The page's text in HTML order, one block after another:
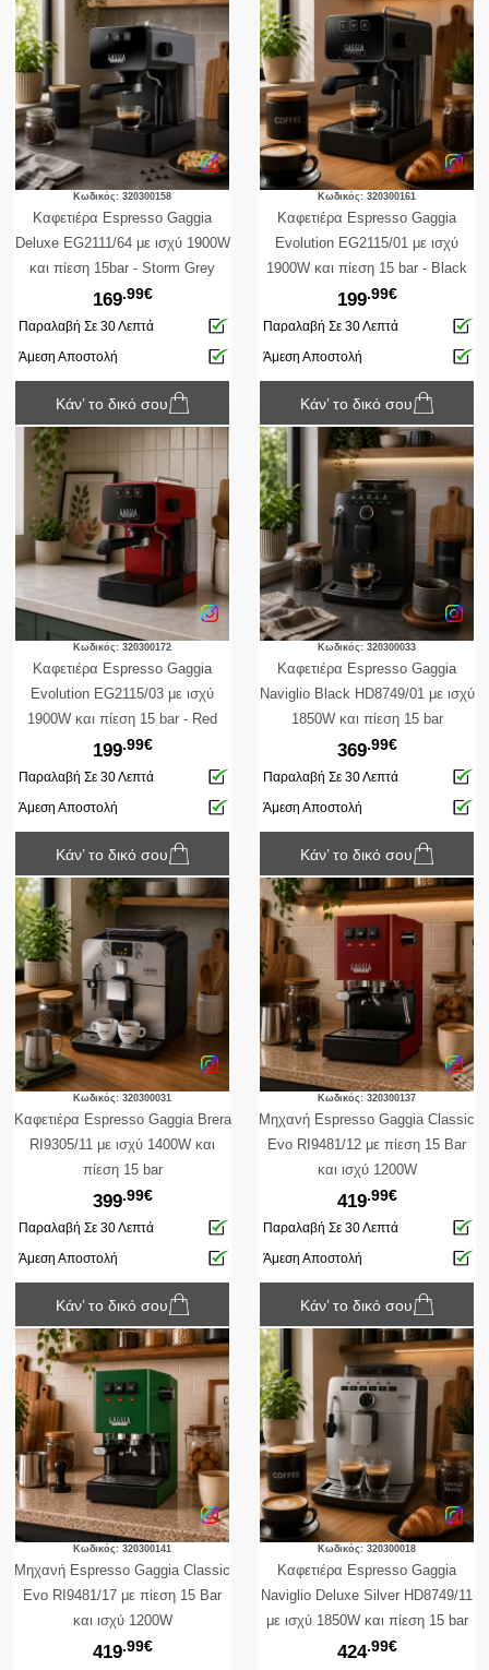
Κωδικός: 320300158
Kαφετιέρα Εspresso Gaggia
Deluxe EG2111/64 με ισχύ 1900W
και πίεση 15bar - Storm Grey
169.99€
Παραλαβή Σε 30 Λεπτά
Άμεση Αποστολή
Κάν’ το δικό σου
Κωδικός: 320300161
Καφετιέρα Espresso Gaggia
Evolution EG2115/01 με ισχύ
1900W και πίεση 15 bar - Black
199.99€
Παραλαβή Σε 30 Λεπτά
Άμεση Αποστολή
Κάν’ το δικό σου
Κωδικός: 320300172
Καφετιέρα Espresso Gaggia
Evolution EG2115/03 με ισχύ
1900W και πίεση 15 bar - Red
199.99€
Παραλαβή Σε 30 Λεπτά
Άμεση Αποστολή
Κάν’ το δικό σου
Κωδικός: 320300033
Καφετιέρα Espresso Gaggia
Naviglio Black HD8749/01 με ισχύ
1850W και πίεση 15 bar
369.99€
Παραλαβή Σε 30 Λεπτά
Άμεση Αποστολή
Κάν’ το δικό σου
Κωδικός: 320300031
Καφετιέρα Espresso Gaggia Brera
RI9305/11 με ισχύ 1400W και
πίεση 15 bar
399.99€
Παραλαβή Σε 30 Λεπτά
Άμεση Αποστολή
Κάν’ το δικό σου
Κωδικός: 320300137
Μηχανή Espresso Gaggia Classic
Evo RI9481/12 με πίεση 15 Bar
και ισχύ 1200W
419.99€
Παραλαβή Σε 30 Λεπτά
Άμεση Αποστολή
Κάν’ το δικό σου
Κωδικός: 320300141
Μηχανή Espresso Gaggia Classic
Evo RI9481/17 με πίεση 15 Bar
και ισχύ 1200W
419.99€
Κωδικός: 320300018
Καφετιέρα Espresso Gaggia
Naviglio Deluxe Silver HD8749/11
με ισχύ 1850W και πίεση 15 bar
424.99€